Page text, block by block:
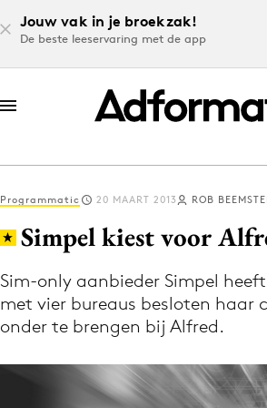
Jouw vak in je broekzak!
De beste leeservaring met de app
Log in
Download de app
Volg het laatste nieuws via
Nieuws app
Programmatic 20 MAART 2013 ROB
Simpel kiest voor
Sim-only aanbieder Simpel
met vier bureaus besloten haar
onder te brengen bij Alfred.